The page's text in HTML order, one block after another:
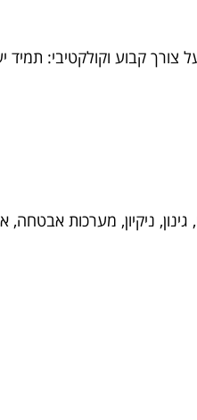
צורך קבוע וקולקטיבי:
גינון, ניקיון, מערכות